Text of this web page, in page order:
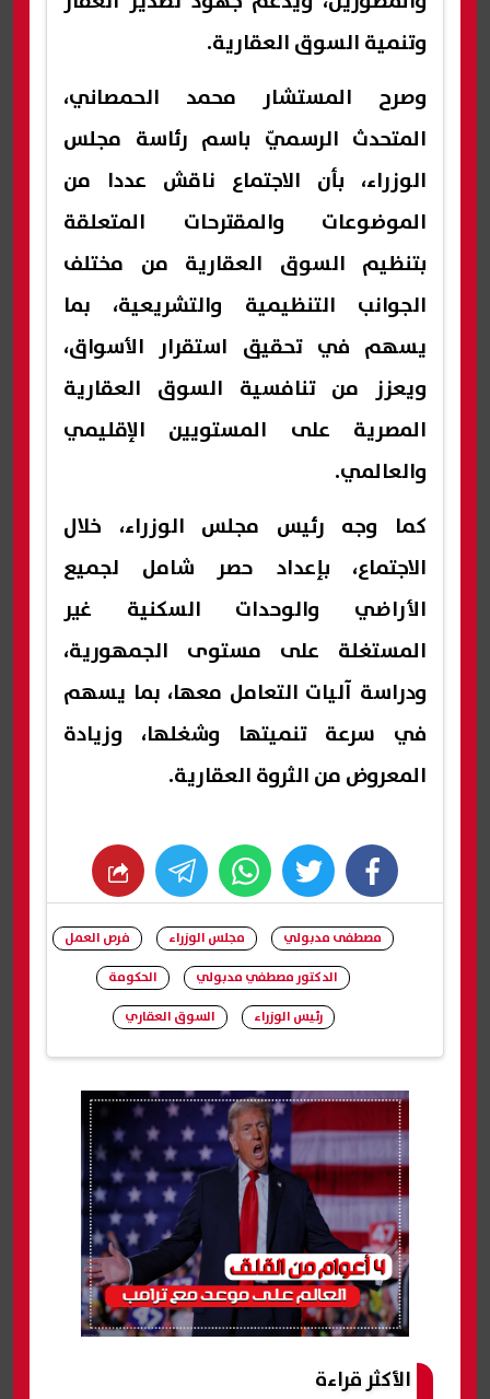
وتنمية السوق العقارية.
وصرح المستشار محمد الحمصاني،
المتحدث الرسميّ باسم رئاسة مجلس
الوزراء، بأن الاجتماع ناقش عددا من
الموضوعات والمقترحات المتعلقة
بتنظيم السوق العقارية من مختلف
الجوانب التنظيمية والتشريعية، بما
يسهم في تحقيق استقرار الأسواق،
ويعزز من تنافسية السوق العقارية
المصرية على المستويين الإقليمي
والعالمي.
كما وجه رئيس مجلس الوزراء، خلال
الاجتماع، بإعداد حصر شامل لجميع
الأراضي والوحدات السكنية غير
المستغلة على مستوى الجمهورية،
ودراسة آليات التعامل معها، بما يسهم
في سرعة تنميتها وشغلها، وزيادة
المعروض من الثروة العقارية.
facebook
twitter
whats
مصطفى مدبولي مجلس الوزراء
فرص العمل
الدكتور مصطفي مدبولي
الحكومة
رئيس الوزراء
السوق العقاري
الأكثر قراءة